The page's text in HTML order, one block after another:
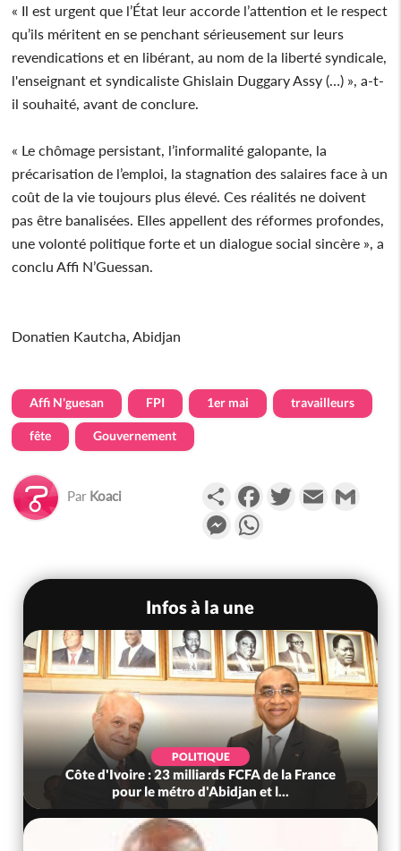
« Il est urgent que l’État leur accorde l’attention et le respect
qu’ils méritent en se penchant sérieusement sur leurs
revendications et en libérant, au nom de la liberté syndicale,
l'enseignant et syndicaliste Ghislain Duggary Assy (…) », a-t-
il souhaité, avant de conclure.
« Le chômage persistant, l’informalité galopante, la
précarisation de l’emploi, la stagnation des salaires face à un
coût de la vie toujours plus élevé. Ces réalités ne doivent
pas être banalisées. Elles appellent des réformes profondes,
une volonté politique forte et un dialogue social sincère », a
conclu Affi N’Guessan.
Donatien Kautcha, Abidjan
Affi N'guesan FPI 1er mai travailleurs
fête Gouvernement
Par Koaci PartagerFacebookTwitterEmail
Messenger
Infos à la une
POLITIQUE
Côte d'Ivoire : 23 milliards FCFA de la France
pour le métro d'Abidjan et l...